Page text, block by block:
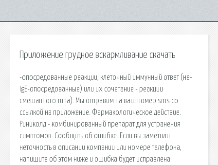
Приложение грудное вскармливание скачать
-опосредованные реакции, клеточный иммунный ответ (не-
IgE-опосредованные) или их сочетание - реакции
смешанного типа). Мы отправим на ваш номер sms со
ссылкой на приложение. Фармакологическое действие.
Риниколд - комбинированный препарат для устранения
симптомов. Сообщить об ошибке. Если вы заметили
неточность в описании компании или номере телефона,
напишите об этом ниже и ошибка будет исправлена.